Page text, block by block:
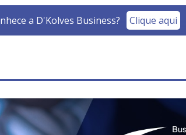
a D'Kolves Business?­ Clique aqui